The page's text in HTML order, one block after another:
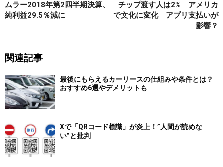
ムラー2018年第2四半期決算、
純利益29.5％減に
チップ渡す人は2% アメリカ
で文化に変化 アプリ支払いが
影響？
関連記事
最後にもらえるカーリースの仕組みや条件とは？
おすすめ6選やデメリットも
Xで「QRコード標識」が炎上！”人間が読めな
い”と批判